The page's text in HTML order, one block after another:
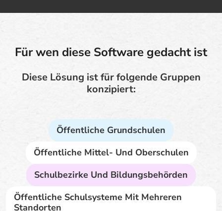
Für wen diese Software gedacht ist
Diese Lösung ist für folgende Gruppen
konzipiert:
Öffentliche Grundschulen
Öffentliche Mittel- Und Oberschulen
Schulbezirke Und Bildungsbehörden
Öffentliche Schulsysteme Mit Mehreren
Standorten